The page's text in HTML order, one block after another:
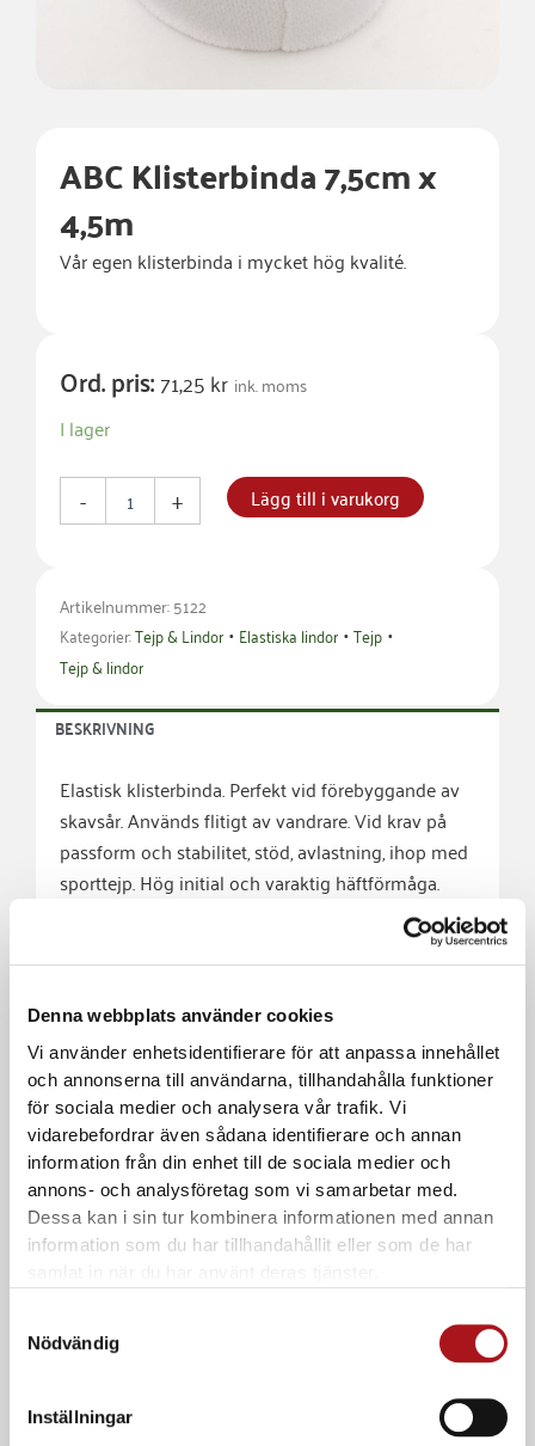
Denna webbplats använder cookies
Vi använder enhetsidentifierare för att anpassa innehållet
och annonserna till användarna, tillhandahålla funktioner
för sociala medier och analysera vår trafik. Vi
vidarebefordrar även sådana identifierare och annan
information från din enhet till de sociala medier och
annons- och analysföretag som vi samarbetar med.
Dessa kan i sin tur kombinera informationen med annan
information som du har tillhandahållit eller som de har
Nödvändig
Inställningar
ABC Klisterbinda 7,5cm x
4,5m
Vår egen klisterbinda i mycket hög kvalité.
Ord. pris:71,25kr ink. moms
I lager
-
ABC
Klisterbinda
7,5cm
4,5m + Lägg till i varukorg
Artikelnummer: 5122
Kategorier:Tejp & Lindor • Elastiska lindor •Tejp •
Tejp & lindor
BESKRIVNING
Elastisk klisterbinda. Perfekt vid förebyggande av
skavsår. Används flitigt av vandrare. Vid krav på
passform och stabilitet, stöd, avlastning, ihop med
sporttejp. Hög initial och varaktig häftförmåga.
Användningsområde:
• Stöd och avlastningsförband vid skador i leder,
ligament och muskler
• Stöd, avlastning
• Kombination med sporttejp
• Hälsenetejpning i kombination med sporttejp
Relaterade produkter